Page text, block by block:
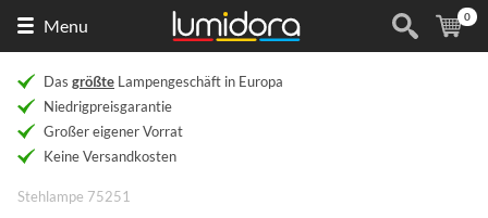
Menu (
0
Das größte Lampengeschäft in Europa
Niedrigpreisgarantie
Großer eigener Vorrat
Keine Versandkosten
Stehlampe 75251